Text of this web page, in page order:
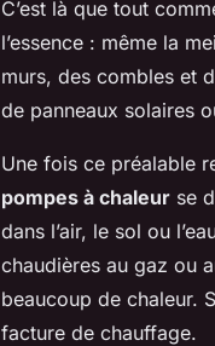
C’est là que tout
l’essence : même la
murs, des combles et
de panneaux solaires
Une fois ce préalable
pompes à chaleur se
dans l’air, le sol ou
chaudières au gaz ou
beaucoup de chaleur.
facture de chauffage.